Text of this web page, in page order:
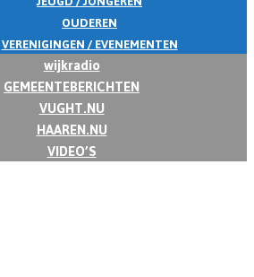
OUDEREN
VERENIGINGEN / EVENEMENTEN
wijkradio
GEMEENTEBERICHTEN
VUGHT.NU
HAAREN.NU
VIDEO’S